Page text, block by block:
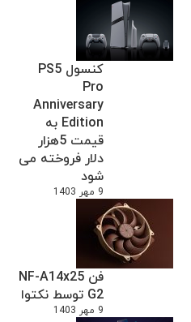
کنسول PS5
Pro
Anniversary
Edition به
قیمت 5هزار
دلار فروخته می
شود
9 مهر 1403
فن NF-A14x25
G2 توسط نکتوا
9 مهر 1403